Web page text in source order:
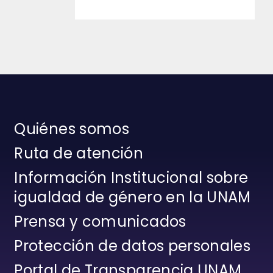
Quiénes somos
Ruta de atención
Información Institucional sobre
igualdad de género en la UNAM
Prensa y comunicados
Protección de datos personales